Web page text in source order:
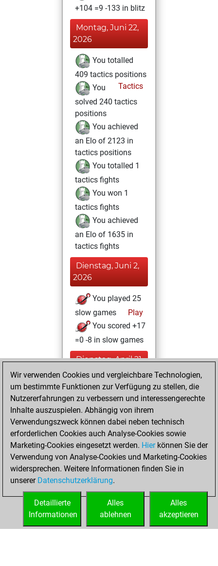
+104 =9 -133 in blitz
Montag, Juni 22,
2026
You totalled
409 tactics positions
Tactics
You
solved 240 tactics
positions
You achieved
an Elo of 2123 in
tactics positions
You totalled 1
tactics fights
You won 1
tactics fights
You achieved
an Elo of 1635 in
tactics fights
Dienstag, Juni 2,
2026
You played 25
slow games
Play
You scored +17
=0 -8 in slow games
Dienstag, April 21,
2026
You created
your Fritz account
Fritz
Freitag,
Oktober 27, 2023
You played 6
bullet games
Play
You scored +4
=0 -2 in bullet
Wir verwenden Cookies und vergleichbare Technologien,
um bestimmte Funktionen zur Verfügung zu stellen, die
Nutzererfahrungen zu verbessern und interessengerechte
Inhalte auszuspielen. Abhängig von ihrem
Verwendungszweck können dabei neben technisch
erforderlichen Cookies auch Analyse-Cookies sowie
Marketing-Cookies eingesetzt werden. Hierkönnen Sie der
Verwendung von Analyse-Cookies und Marketing-Cookies
widersprechen. Weitere Informationen finden Sie in
unserer Datenschutzerklärung.
Alles
akzeptieren
Alles
ablehnen
Detaillierte
Informationen